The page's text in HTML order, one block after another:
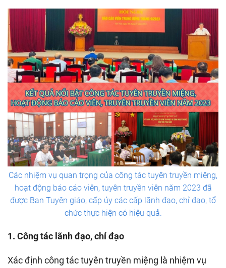
Các nhiệm vụ quan trọng của công tác tuyên truyền miệng,
hoạt động báo cáo viên, tuyên truyền viên năm 2023 đã
được Ban Tuyên giáo, cấp ủy các cấp lãnh đạo, chỉ đạo, tổ
chức thực hiện có hiệu quả.
1. Công tác lãnh đạo, chỉ đạo
Xác định công tác tuyên truyền miệng là nhiệm vụ